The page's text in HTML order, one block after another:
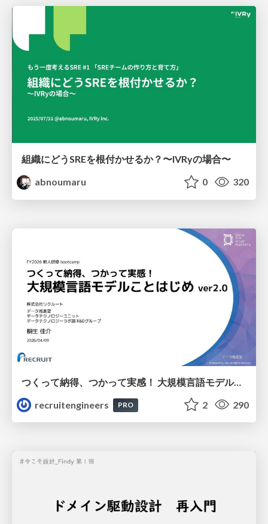
組織にどうSREを根付かせるか？〜IVRyの場合〜
abnoumaru
0 320
つくって納得、つかって実感！ 大規模言語モデルことはじめ ver2.0
recruitengineers
PRO 2 290